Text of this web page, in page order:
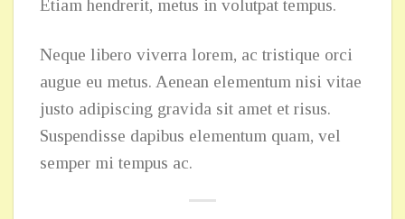
Etiam hendrerit, metus in volutpat tempus.
Neque libero viverra lorem, ac tristique orci
augue eu metus. Aenean elementum nisi vitae
justo adipiscing gravida sit amet et risus.
Suspendisse dapibus elementum quam, vel
semper mi tempus ac.